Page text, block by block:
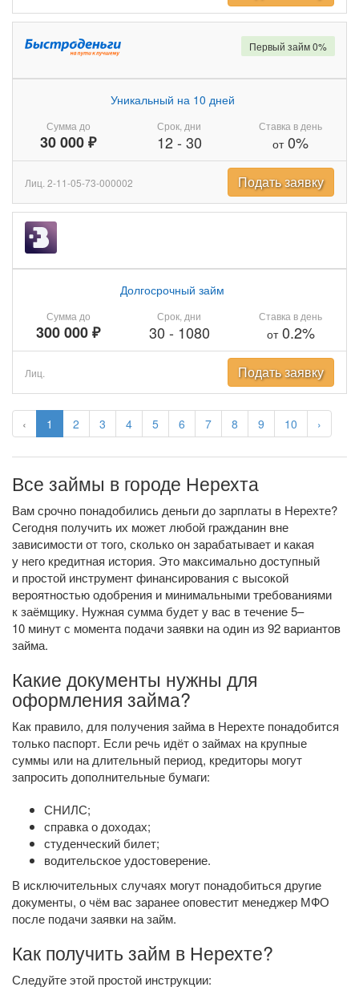
‹ 1 2 3 4 5 6 7 8 9 10 ›
Сумма до
30 000 ₽
Уникальный на 10 дней
Срок, дни
12- 30
Ставка в день
от0%
Первый займ 0%
Лиц. 2-11-05-73-000002 Подать заявку
Сумма до
300 000 ₽
Долгосрочный займ
Срок, дни
30 - 1080
Ставка в день
от0.2%
Лиц. Подать заявку
Все займы в городе Нерехта
Вам срочно понадобились деньги до зарплаты в Нерехте?
Сегодня получить их может любой гражданин вне
зависимости от того, сколько он зарабатывает и какая
у него кредитная история. Это максимально доступный
и простой инструмент финансирования с высокой
вероятностью одобрения и минимальными требованиями
к заёмщику. Нужная сумма будет у вас в течение 5–
10 минут с момента подачи заявки на один из 92 вариантов
займа.
Какие документы нужны для
оформления займа?
Как правило, для получения займа в Нерехте понадобится
только паспорт. Если речь идёт о займах на крупные
суммы или на длительный период, кредиторы могут
запросить дополнительные бумаги:
СНИЛС;
справка о доходах;
студенческий билет;
водительское удостоверение.
В исключительных случаях могут понадобиться другие
документы, о чём вас заранее оповестит менеджер МФО
после подачи заявки на займ.
Как получить займ в Нерехте?
Следуйте этой простой инструкции: